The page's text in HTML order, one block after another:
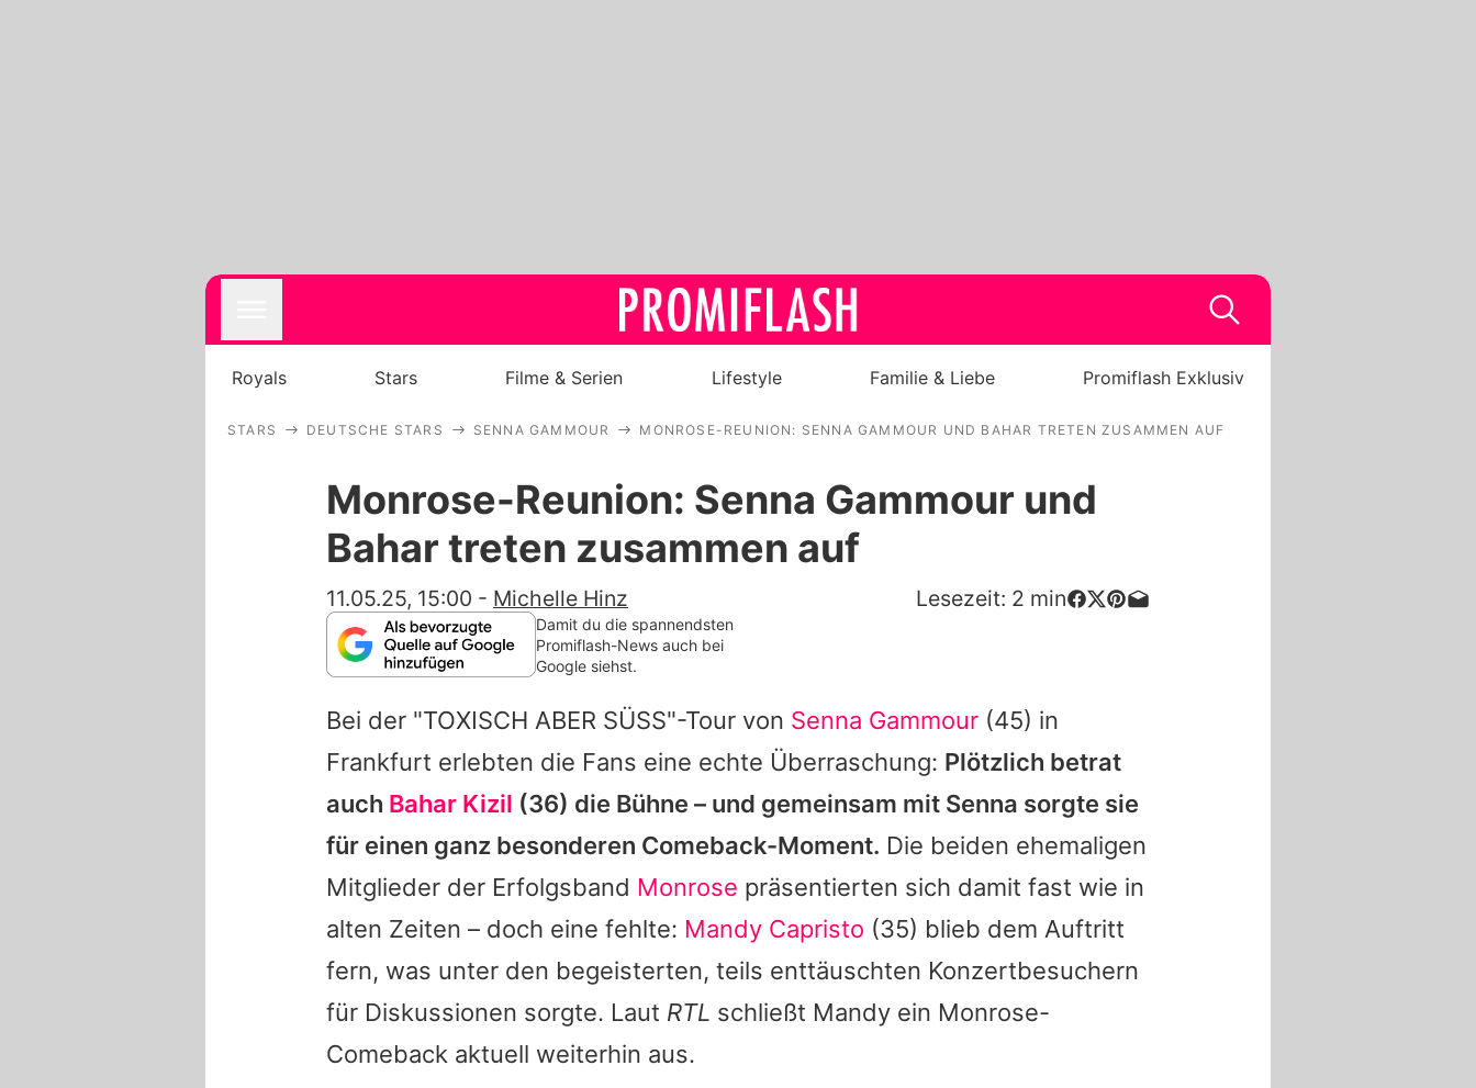
Royals
Stars
Familie & Liebe
App runterladen
Team
Redaktionelle Richtlinien
Impressum
Datenschutzerklärung
Nutzungsbedingungen
Royals Stars Filme & Serien Lifestyle Familie & Liebe Promiflash Exklusiv
STARS DEUTSCHE STARS SENNA GAMMOUR MONROSE-REUNION: SENNA GAMMOUR UND BAHAR TRETEN ZUSAMMEN AUF
Monrose-Reunion: Senna Gammour und
Bahar treten zusammen auf
11.05.25, 15:00 - Michelle Hinz Lesezeit: 2 min
Damit du die spannendsten
Promiflash-News auch bei
Google siehst.
Bei der "TOXISCH ABER SÜSS"-Tour von Senna Gammour (45) in
Frankfurt erlebten die Fans eine echte Überraschung: Plötzlich betrat
auch Bahar Kizil (36) die Bühne – und gemeinsam mit Senna sorgte sie
für einen ganz besonderen Comeback-Moment. Die beiden ehemaligen
Mitglieder der Erfolgsband Monrose präsentierten sich damit fast wie in
alten Zeiten – doch eine fehlte: Mandy Capristo (35) blieb dem Auftritt
fern, was unter den begeisterten, teils enttäuschten Konzertbesuchern
für Diskussionen sorgte. Laut RTL schließt Mandy ein Monrose-
Comeback aktuell weiterhin aus.